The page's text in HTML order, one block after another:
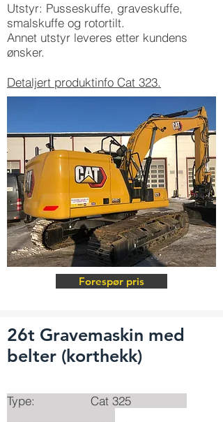
Utstyr: Pusseskuffe, graveskuffe,
smalskuffe og rotortilt.
Annet utstyr leveres etter kundens
ønsker.
Detaljert produktinfo Cat 323.
Forespør pris
26t Gravemaskin med
belter (korthekk)
Type: Cat 325